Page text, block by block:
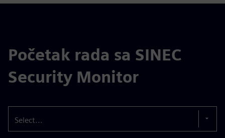
Početak rada sa SINEC
Security Monitor
Select...